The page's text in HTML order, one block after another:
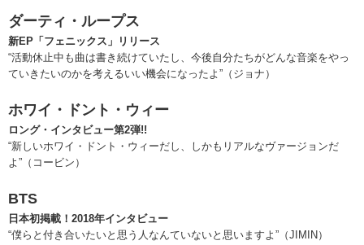
ダーティ・ループス
新EP「フェニックス」リリース
“活動休止中も曲は書き続けていたし、今後自分たちがどんな音楽をやっ
ていきたいのかを考えるいい機会になったよ”（ジョナ）
ホワイ・ドント・ウィー
ロング・インタビュー第2弾!!
“新しいホワイ・ドント・ウィーだし、しかもリアルなヴァージョンだ
よ”（コービン）
BTS
日本初掲載！2018年インタビュー
“僕らと付き合いたいと思う人なんていないと思いますよ”（JIMIN）